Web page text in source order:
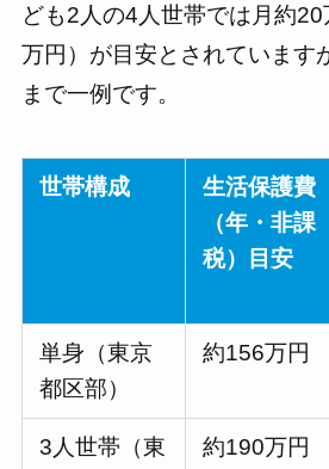
ども2人の4人世帯では月約
万円）が目安とされています
まで一例です。
世帯構成
生活保護費
（年・非課
税）目安
単身（東京
都区部）
約156万円
3人世帯（東
約190万円